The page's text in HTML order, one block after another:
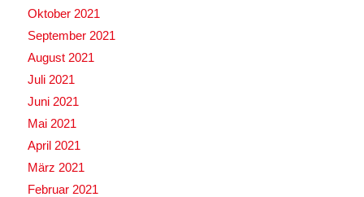
Oktober 2021
September 2021
August 2021
Juli 2021
Juni 2021
Mai 2021
April 2021
März 2021
Februar 2021